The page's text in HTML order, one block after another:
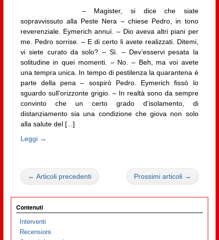
– Magister, si dice che siate
sopravvissuto alla Peste Nera – chiese Pedro, in tono
reverenziale. Eymerich annuì. – Dio aveva altri piani per
me. Pedro sorrise. – E di certo li avete realizzati. Ditemi,
vi siete curato da solo? – Sì. – Dev’esservi pesata la
solitudine in quei momenti. – No. – Beh, ma voi avete
una tempra unica. In tempo di pestilenza la quarantena è
parte della pena – sospirò Pedro. Eymerich fissò lo
sguardo sull’orizzonte grigio. – In realtà sono da sempre
convinto che un certo grado d’isolamento, di
distanziamento sia una condizione che giova non solo
alla salute del [...]
Leggi →
← Articoli precedenti Prossimi articoli →
Contenuti
Interventi
Recensioni